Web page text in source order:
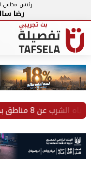
رئيس مجلس
رضا